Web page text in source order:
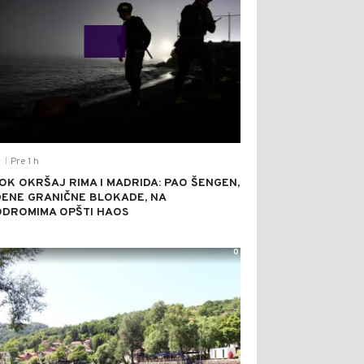
Pre 1 h
OKRŠAJ RIMA I MADRIDA: PAO ŠENGEN,
GRANIČNE BLOKADE, NA
OPŠTI HAOS
0